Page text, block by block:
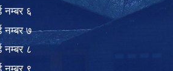
न‌म्बर ६
न‌म्बर ७
न‌म्बर ८
न‌म्बर ९